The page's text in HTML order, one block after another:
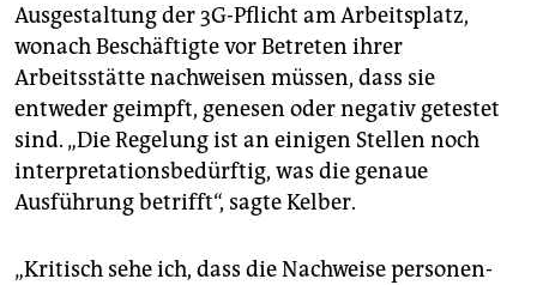
Ausgestaltung der 3G-Pflicht am Arbeitsplatz,
wonach Beschäftigte vor Betreten ihrer
Arbeitsstätte nachweisen müssen, dass sie
entweder geimpft, genesen oder negativ getestet
sind. „Die Regelung ist an einigen Stellen noch
interpretationsbedürftig, was die genaue
Ausführung betrifft“, sagte Kelber.
„Kritisch sehe ich, dass die Nachweise personen-